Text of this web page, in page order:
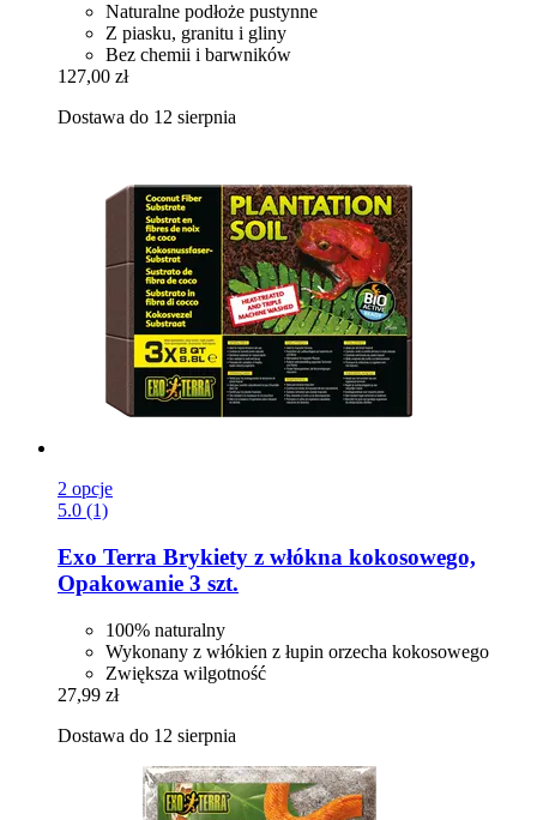
Naturalne podłoże pustynne
Z piasku, granitu i gliny
Bez chemii i barwników
127,00 zł
Dostawa do 12 sierpnia
2 opcje
5.0 (1)
Exo Terra Brykiety z włókna kokosowego,
Opakowanie 3 szt.
100% naturalny
Wykonany z włókien z łupin orzecha kokosowego
Zwiększa wilgotność
27,99 zł
Dostawa do 12 sierpnia